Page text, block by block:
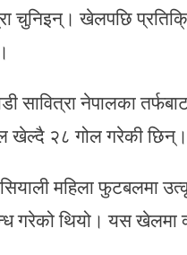
चुनिइन्। खेलपछि
नेपालका
खेल्दै २८ गोल गरेकी छिन्।
महिला फुटबलमा
गरेको थियो। यस